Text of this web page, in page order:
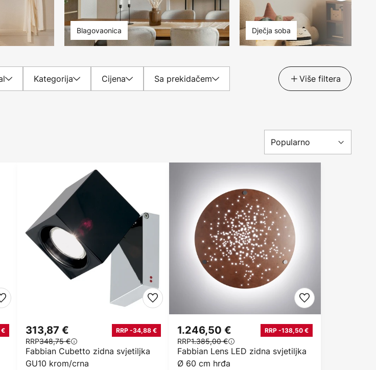
Blagovaonica Dječja soba
Kategorija Cijena Sa prekidačem Više filtera
€
Fabbian Cubetto zidna svjetiljka
GU10 krom/crna
313,87 € RRP -34,88 €
RRP348,75 €
Fabbian Lens LED zidna svjetiljka
Ø 60 cm hrđa
1.246,50 € RRP -138,50 €
RRP1.385,00 €